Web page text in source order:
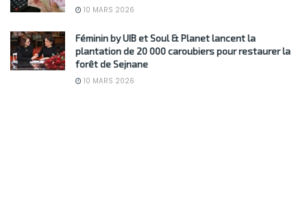
10 MARS 2026
Féminin by UIB et Soul & Planet lancent la
plantation de 20 000 caroubiers pour restaurer la
forêt de Sejnane
10 MARS 2026